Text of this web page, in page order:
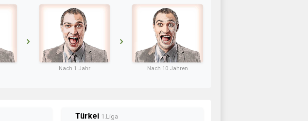
Nach 1 Jahr Nach 10 Jahren
Türkei 1.Liga